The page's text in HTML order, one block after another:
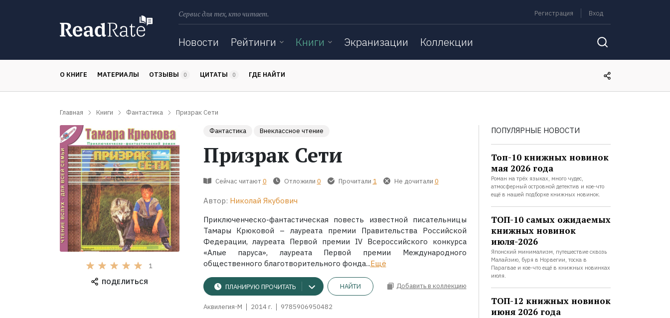
Сервис для тех, кто читает. Регистрация Вход
Новости Рейтинги Книги Экранизации Коллекции
О КНИГЕ МАТЕРИАЛЫ ОТЗЫВЫ 0 ЦИТАТЫ 0 ГДЕ НАЙТИ
Главная Книги Фантастика Призрак Сети
1
ПОДЕЛИТЬСЯ
Фантастика Внеклассное чтение
Призрак Сети
Сейчас читают 0 Отложили 0 Прочитали 1 Не дочитали 0
Автор: Николай Якубович
Приключенческо-фантастическая повесть известной писательницы
Тамары Крюковой – лауреата премии Правительства Российской
Федерации, лауреата Первой премии IV Всероссийского конкурса
«Алые паруса», лауреата Первой премии Международного
общественного благотворительного фонда...Ещё
ПЛАНИРУЮ ПРОЧИТАТЬ НАЙТИ Добавить в коллекцию
Аквилегия-М 2014 г. 9785906950482
ПОПУЛЯРНЫЕ НОВОСТИ
Топ-10 книжных новинок
мая 2026 года
Роман на трёх языках, много чудес,
атмосферный островной детектив и кое-что
ещё в нашей подборке книжных новинок.
ТОП-10 самых ожидаемых
книжных новинок
июля-2026
Японский минимализм, путешествие сквозь
Малайзию, буря в Норвегии, тоска в
Парагвае и кое-что ещё в книжных новинках
июля.
ТОП-12 книжных новинок
июня 2026 года